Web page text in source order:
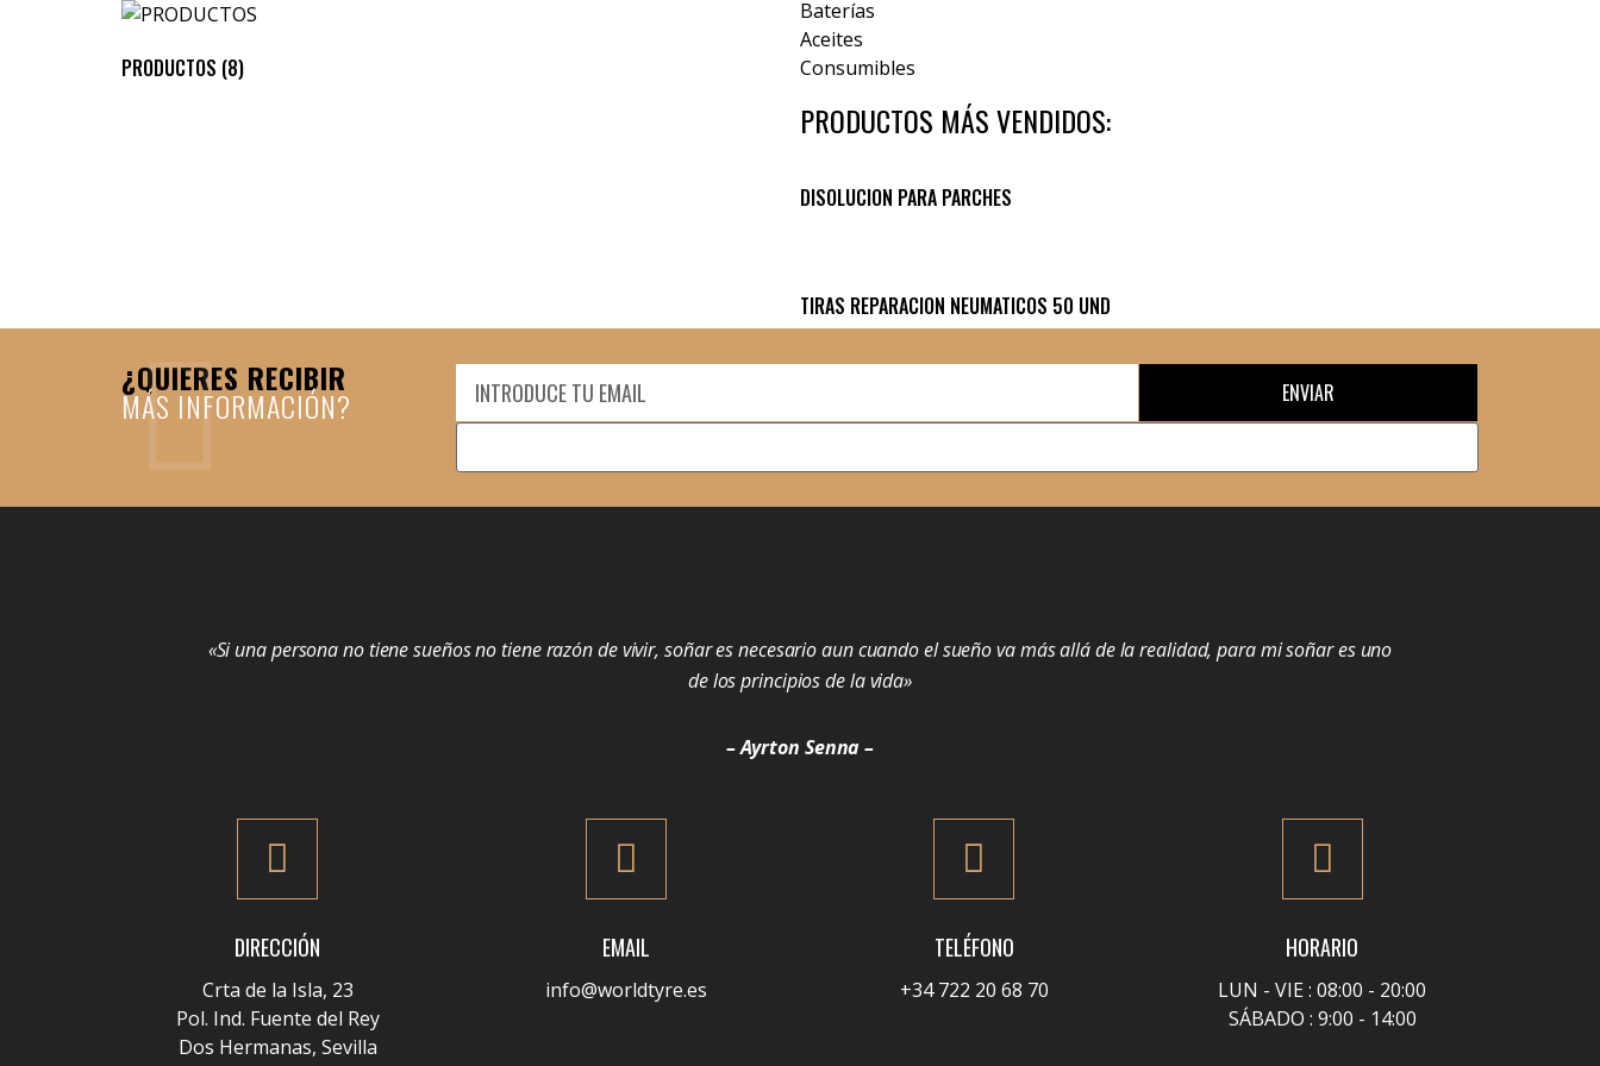
PRODUCTOS (8)
Baterías
Aceites
Consumibles
PRODUCTOS MÁS VENDIDOS:
DISOLUCION PARA PARCHES
TIRAS REPARACION NEUMATICOS 50 UND
¿QUIERES RECIBIR
MÁS INFORMACIÓN? ENVIAR
«Si una persona no tiene sueños no tiene razón de vivir, soñar es necesario aun cuando el sueño va más allá de la realidad, para mi soñar es uno
de los principios de la vida»
– Ayrton Senna –
DIRECCIÓN
Crta de la Isla, 23
Pol. Ind. Fuente del Rey
Dos Hermanas, Sevilla
EMAIL
info@worldtyre.es
TELÉFONO
+34 722 20 68 70
HORARIO
LUN - VIE : 08:00 - 20:00
SÁBADO : 9:00 - 14:00